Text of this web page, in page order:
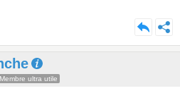
Membre ultra utile